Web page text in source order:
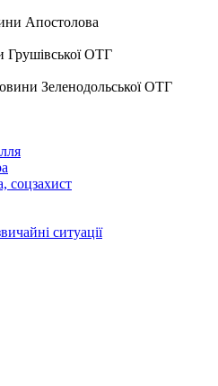
Апостолова
Грушівської ОТГ
Зеленодольської ОТГ
соцзахист
ситуації